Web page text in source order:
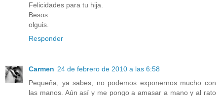
Felicidades para tu hija.
Besos
olguis.
Responder
Carmen 24 de febrero de 2010 a las 6:58
Pequeña, ya sabes, no podemos exponernos mucho con
las manos. Aún así y me pongo a amasar a mano y al rato